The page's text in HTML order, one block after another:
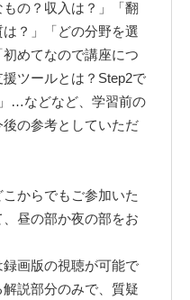
もの？収入は？」「翻
？」「どの分野を選
めてなので講座につ
ツールとは？Step2で
…などなど、学習前の
の参考としていただ
からでもご参加いた
昼の部か夜の部をお
画版の視聴が可能で
説部分のみで、質疑